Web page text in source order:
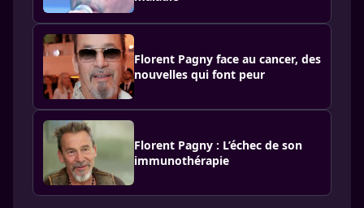
Florent Pagny face au cancer, des
nouvelles qui font peur
Florent Pagny : L’échec de son
immunothérapie